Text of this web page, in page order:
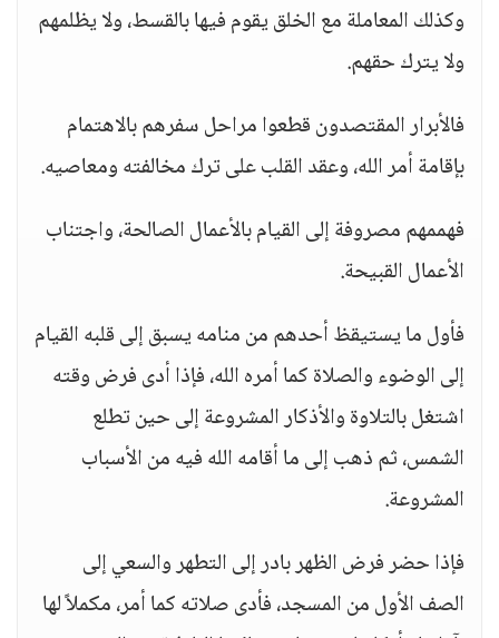
وكذلك المعاملة مع الخلق يقوم فيها بالقسط، ولا يظلمهم
ولا يترك حقهم.
فالأبرار المقتصدون قطعوا مراحل سفرهم بالاهتمام
بإقامة أمر الله، وعقد القلب على ترك مخالفته ومعاصيه.
فهممهم مصروفة إلى القيام بالأعمال الصالحة، واجتناب
الأعمال القبيحة.
فأول ما يستيقظ أحدهم من منامه يسبق إلى قلبه القيام
إلى الوضوء والصلاة كما أمره الله، فإذا أدى فرض وقته
اشتغل بالتلاوة والأذكار المشروعة إلى حين تطلع
الشمس، ثم ذهب إلى ما أقامه الله فيه من الأسباب
المشروعة.
فإذا حضر فرض الظهر بادر إلى التطهر والسعي إلى
الصف الأول من المسجد، فأدى صلاته كما أمر، مكملاً لها